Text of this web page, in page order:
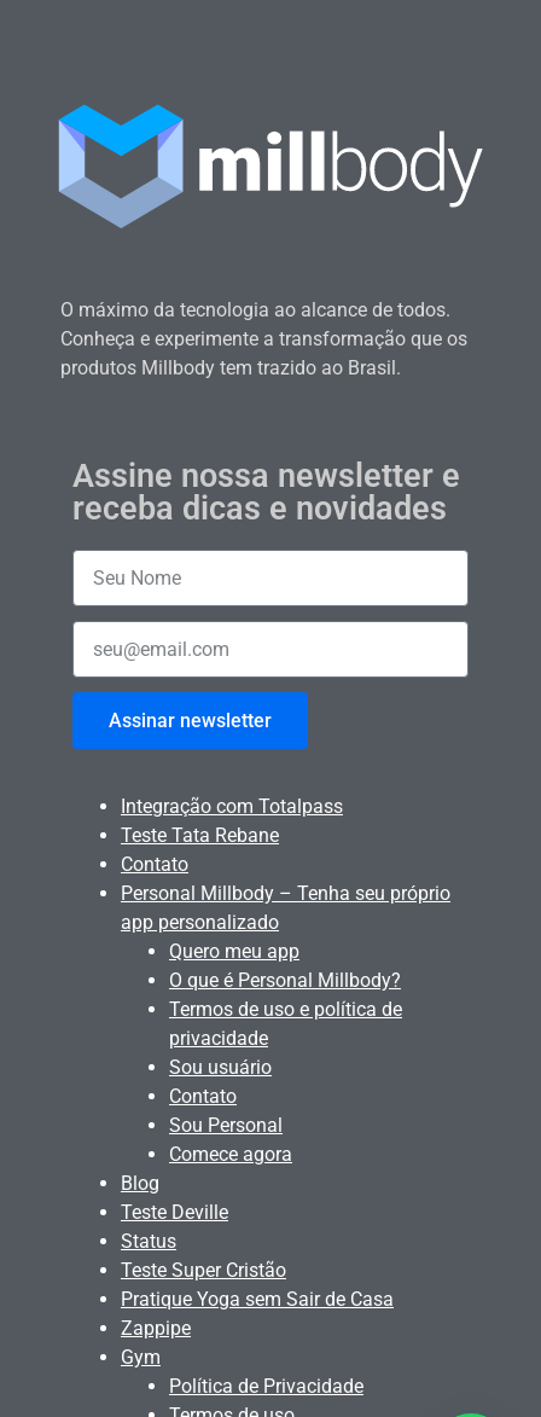
O máximo da tecnologia ao alcance de todos.
Conheça e experimente a transformação que os
produtos Millbody tem trazido ao Brasil.
Assine nossa newsletter e
receba dicas e novidades
Assinar newsletter
Integração com Totalpass
Teste Tata Rebane
Contato
Personal Millbody – Tenha seu próprio
app personalizado
Quero meu app
O que é Personal Millbody?
Termos de uso e política de
privacidade
Sou usuário
Contato
Sou Personal
Comece agora
Blog
Teste Deville
Status
Teste Super Cristão
Pratique Yoga sem Sair de Casa
Zappipe
Gym
Política de Privacidade